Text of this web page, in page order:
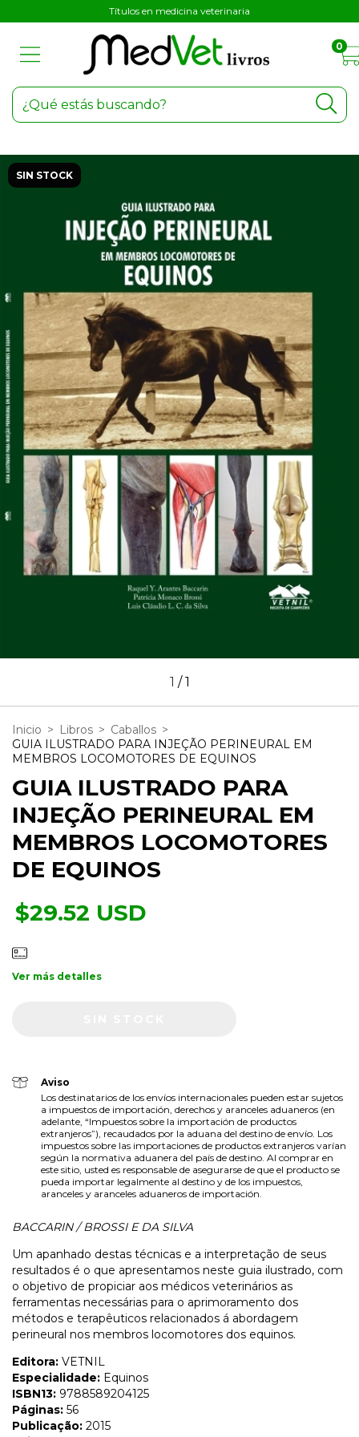
Títulos en medicina veterinaria
0
SIN STOCK
1 /1
Inicio > Libros > Caballos >
GUIA ILUSTRADO PARA INJEÇÃO PERINEURAL EM
MEMBROS LOCOMOTORES DE EQUINOS
GUIA ILUSTRADO PARA
INJEÇÃO PERINEURAL EM
MEMBROS LOCOMOTORES
DE EQUINOS
$29.52 USD
Ver más detalles
Aviso
Los destinatarios de los envíos internacionales pueden estar sujetos
a impuestos de importación, derechos y aranceles aduaneros (en
adelante, “Impuestos sobre la importación de productos
extranjeros”), recaudados por la aduana del destino de envío. Los
impuestos sobre las importaciones de productos extranjeros varían
según la normativa aduanera del país de destino. Al comprar en
este sitio, usted es responsable de asegurarse de que el producto se
pueda importar legalmente al destino y de los impuestos,
aranceles y aranceles aduaneros de importación.
BACCARIN / BROSSI E DA SILVA
Um apanhado destas técnicas e a interpretação de seus
resultados é o que apresentamos neste guia ilustrado, com
o objetivo de propiciar aos médicos veterinários as
ferramentas necessárias para o aprimoramento dos
métodos e terapêuticos relacionados á abordagem
perineural nos membros locomotores dos equinos.
Editora: VETNIL
Especialidade: Equinos
ISBN13: 9788589204125
Páginas: 56
Publicação: 2015